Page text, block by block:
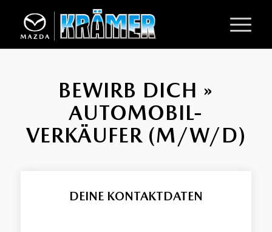
BEWIRB DICH »
AUTOMOBIL-
VERKÄUFER (M/W/D)
DEINE KONTAKTDATEN